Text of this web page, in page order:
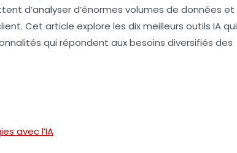
d’analyser d’énormes volumes de données et
Cet article explore les dix meilleurs outils IA qui
qui répondent aux besoins diversifiés des
avec l’IA